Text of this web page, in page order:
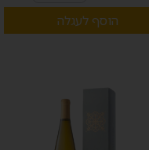
הוסף לעגלה